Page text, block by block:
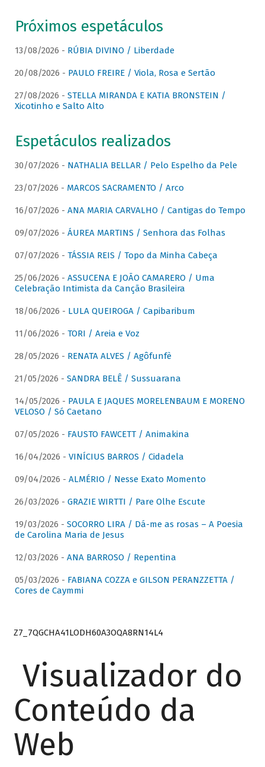
Próximos espetáculos
13/08/2026 - RÚBIA DIVINO / Liberdade
20/08/2026 - PAULO FREIRE / Viola, Rosa e Sertão
27/08/2026 - STELLA MIRANDA E KATIA BRONSTEIN /
Xicotinho e Salto Alto
Espetáculos realizados
30/07/2026 - NATHALIA BELLAR / Pelo Espelho da Pele
23/07/2026 - MARCOS SACRAMENTO / Arco
16/07/2026 - ANA MARIA CARVALHO / Cantigas do Tempo
09/07/2026 - ÁUREA MARTINS / Senhora das Folhas
07/07/2026 - TÁSSIA REIS / Topo da Minha Cabeça
25/06/2026 - ASSUCENA E JOÃO CAMARERO / Uma
Celebração Intimista da Canção Brasileira
18/06/2026 - LULA QUEIROGA / Capibaribum
11/06/2026 - TORI / Areia e Voz
28/05/2026 - RENATA ALVES / Agôfunfè
21/05/2026 - SANDRA BELÊ / Sussuarana
14/05/2026 - PAULA E JAQUES MORELENBAUM E MORENO
VELOSO / Só Caetano
07/05/2026 - FAUSTO FAWCETT / Animakina
16/04/2026 - VINÍCIUS BARROS / Cidadela
09/04/2026 - ALMÉRIO / Nesse Exato Momento
26/03/2026 - GRAZIE WIRTTI / Pare Olhe Escute
19/03/2026 - SOCORRO LIRA / Dá-me as rosas – A Poesia
de Carolina Maria de Jesus
12/03/2026 - ANA BARROSO / Repentina
05/03/2026 - FABIANA COZZA e GILSON PERANZZETTA /
Cores de Caymmi
Z7_7QGCHA41LODH60A3OQA8RN14L4
Visualizador do
Conteúdo da
Web